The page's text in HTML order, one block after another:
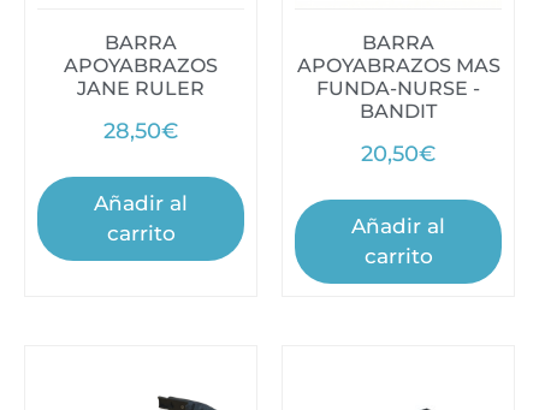
BARRA
APOYABRAZOS
JANE RULER
28,50€
Añadir al
carrito
BARRA
APOYABRAZOS MAS
FUNDA-NURSE -
BANDIT
20,50€
Añadir al
carrito